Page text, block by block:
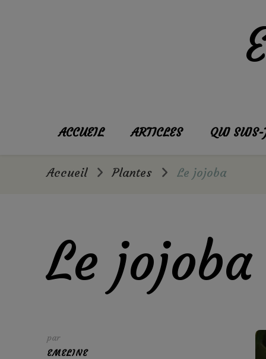
ACCUEIL ARTICLES QUI SUIS-
Accueil Plantes Le jojoba
Le jojoba
par
EMELINE